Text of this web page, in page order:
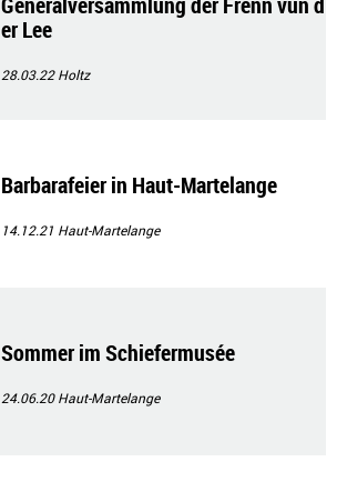
er Lee
28.03.22Holtz
Barbarafeier in Haut-Martelange
14.12.21 Haut-Martelange
Sommer im Schiefermusée
24.06.20Haut-Martelange